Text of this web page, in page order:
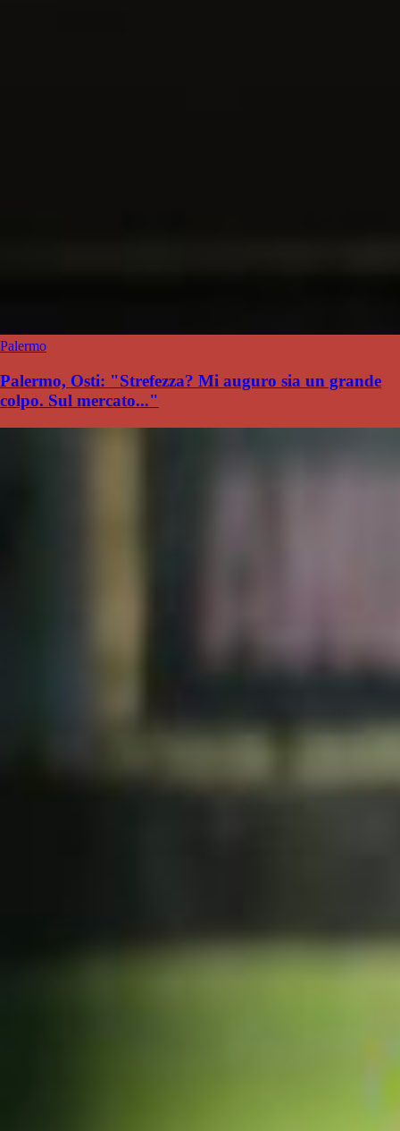
Palermo
Palermo, Osti: "Strefezza? Mi auguro sia un grande
colpo. Sul mercato..."